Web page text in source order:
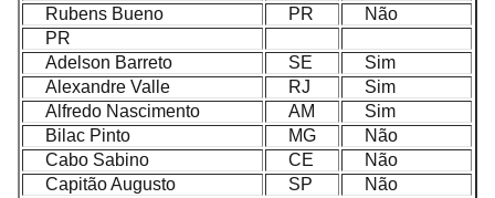
Rubens Bueno
PR
Não
PR
Adelson Barreto
SE
Sim
Alexandre Valle
RJ
Sim
Alfredo Nascimento
AM
Sim
Bilac Pinto
MG
Não
Cabo Sabino
CE
Não
Capitão Augusto
SP
Não